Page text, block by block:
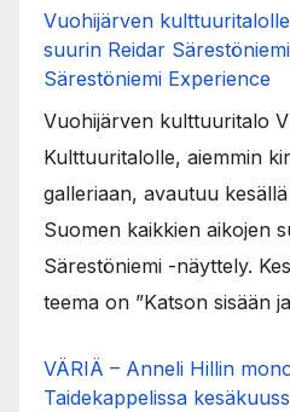
Vuohijärven
suurin Reidar
Särestöniemi Experience
Vuohijärven kulttuuritalo
Kulttuuritalolle, aiemmin
galleriaan, avautuu
Suomen kaikkien aikojen
Särestöniemi -näyttely.
teema on ”Katson sisään
VÄRIÄ – Anneli Hillin
Taidekappelissa